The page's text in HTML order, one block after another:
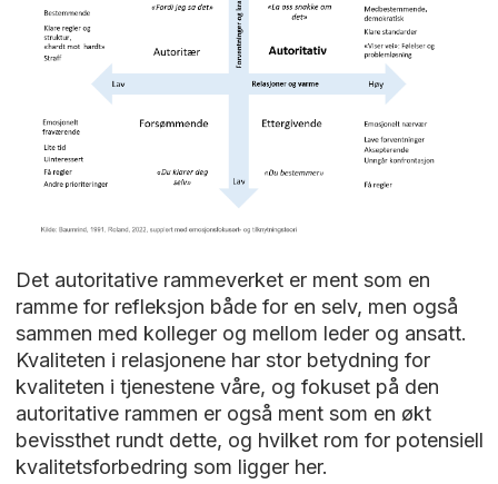
Det autoritative rammeverket er ment som en
ramme for refleksjon både for en selv, men også
sammen med kolleger og mellom leder og ansatt.
Kvaliteten i relasjonene har stor betydning for
kvaliteten i tjenestene våre, og fokuset på den
autoritative rammen er også ment som en økt
bevissthet rundt dette, og hvilket rom for potensiell
kvalitetsforbedring som ligger her.